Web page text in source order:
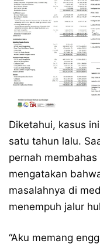
Diketahui, kasus
satu tahun lalu.
pernah
mengatakan
masalahnya di
menempuh jalur
“Aku memang